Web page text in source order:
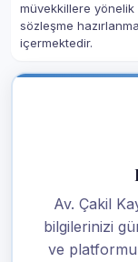
müvekkillere yönelik
sözleşme
içermektedir.
Av. Çakil
bilgilerinizi
ve